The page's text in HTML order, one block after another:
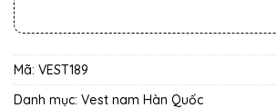
Mã: VEST189
Danh mục: Vest nam Hàn Quốc